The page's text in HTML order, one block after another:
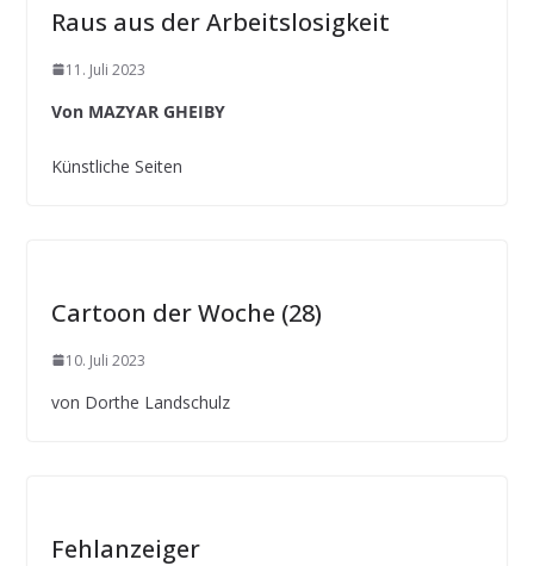
Raus aus der Arbeitslosigkeit
11. Juli 2023
Von MAZYAR GHEIBY
Künstliche Seiten
Cartoon der Woche (28)
10. Juli 2023
von Dorthe Landschulz
Fehlanzeiger